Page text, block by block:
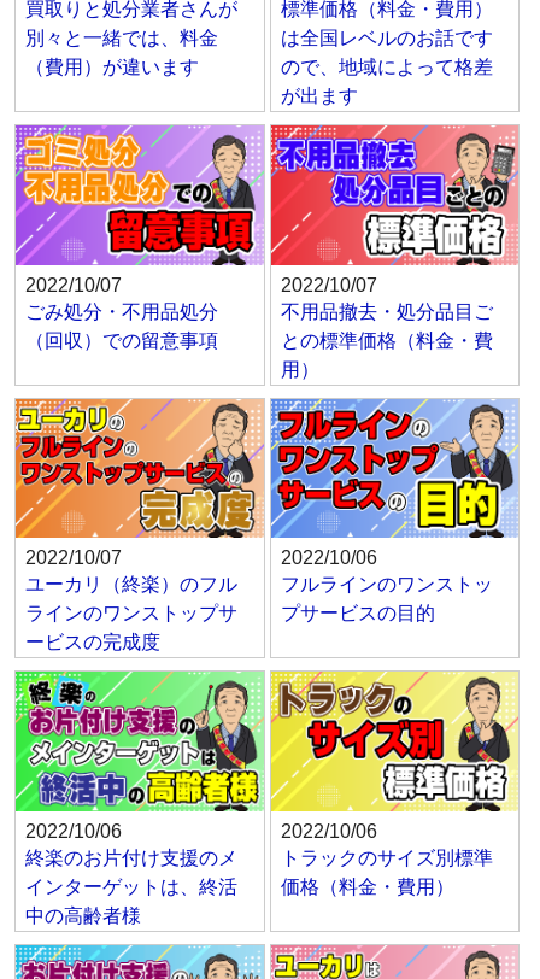
買取りと処分業者さんが
別々と一緒では、料金
（費用）が違います
標準価格（料金・費用）
は全国レベルのお話です
ので、地域によって格差
が出ます
2022/10/07
ごみ処分・不用品処分
（回収）での留意事項
2022/10/07
不用品撤去・処分品目ご
との標準価格（料金・費
用）
2022/10/07
ユーカリ（終楽）のフル
ラインのワンストップサ
ービスの完成度
2022/10/06
フルラインのワンストッ
プサービスの目的
2022/10/06
終楽のお片付け支援のメ
インターゲットは、終活
中の高齢者様
2022/10/06
トラックのサイズ別標準
価格（料金・費用）